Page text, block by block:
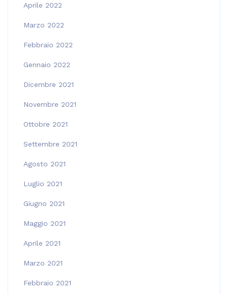
Aprile 2022
Marzo 2022
Febbraio 2022
Gennaio 2022
Dicembre 2021
Novembre 2021
Ottobre 2021
Settembre 2021
Agosto 2021
Luglio 2021
Giugno 2021
Maggio 2021
Aprile 2021
Marzo 2021
Febbraio 2021